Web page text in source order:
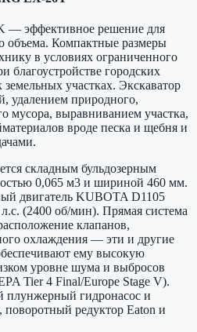
— эффективное решение для
объема. Компактные размеры
в условиях ограниченного
благоустройстве городских
участках. Экскаватор
удалением природного,
мусора, выравниванием участка,
вроде песка и щебня и
складным бульдозерным
0,065 м3 и шириной 460 мм.
двигатель KUBOTA D1105
(2400 об/мин). Прямая система
клапанов,
охлаждения — эти и другие
ему высокую
уровне шума и выбросов
Tier 4 Final/Europe Stage V).
плунжерный гидронасос и
поворотный редуктор Eaton и